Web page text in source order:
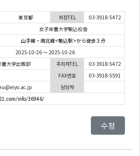
東京都 회장TEL
03-3918-5472
女子栄養大学駒込校舎
山手線・南北線<駒込駅>から徒歩３分
2025-10-26 ～ 2025-10-26
養大学出版部 주최자TEL
03-3918-5472
FAX번호
03-3918-5591
담당자
info/36946/
수정